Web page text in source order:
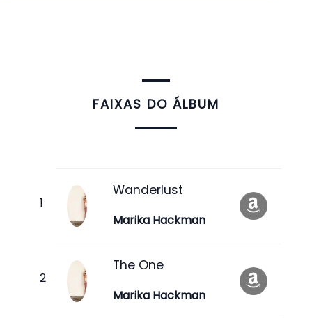
FAIXAS DO ÁLBUM
Wanderlust
Marika Hackman
The One
Marika Hackman